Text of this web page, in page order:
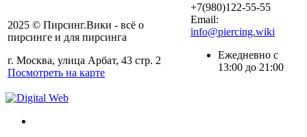
2025 © Пирсинг.Вики - всё о
пирсинге и для пирсинга
г. Москва, улица Арбат, 43 стр. 2
Посмотреть на карте
+7(980)122-55-55
Email:
info@piercing.wiki
Ежедневно с
13:00 до 21:00